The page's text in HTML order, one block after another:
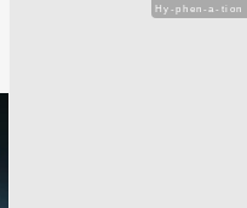
Hy-phen-a-tion